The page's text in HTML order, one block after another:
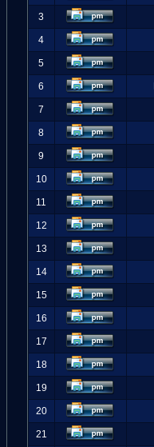
3
4
5
6
7
8
9
10
11
12
13
14
15
16
17
18
19
20
21